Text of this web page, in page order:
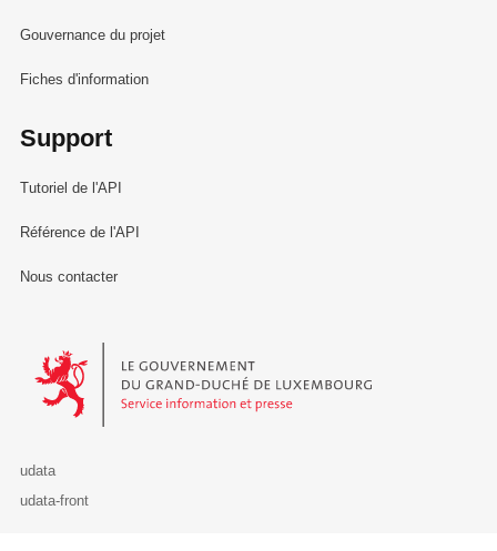
Gouvernance du projet
Fiches d'information
Support
Tutoriel de l'API
Référence de l'API
Nous contacter
Le Gouvernement du Grand-Duché de Luxembourg - Service
udata
udata-front